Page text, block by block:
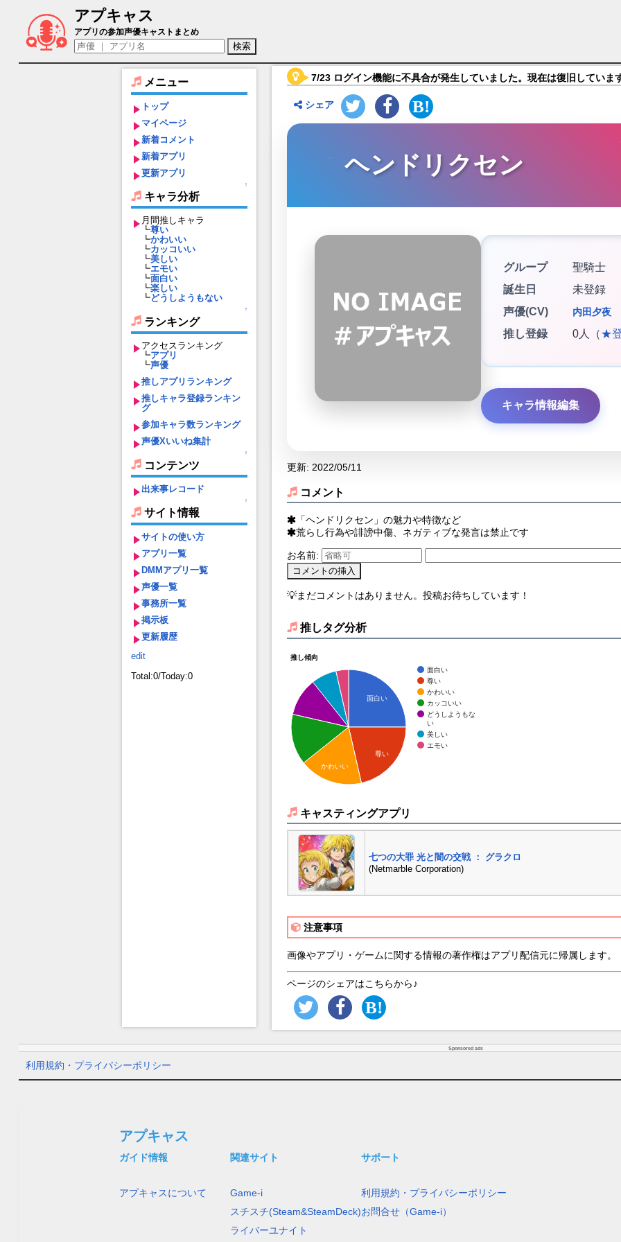
アプキャス
ヘンドリクセン（声優：内田夕夜)【七つの大罪 光と闇の交戦 ： グラクロ】キャラ紹介
アプリの参加声優キャストまとめ
メニュー
トップ
マイページ
新着コメント
新着アプリ
更新アプリ
↑
キャラ分析
月間推しキャラ
┗尊い
┗かわいい
┗カッコいい
┗美しい
┗エモい
┗面白い
┗楽しい
┗どうしようもない
↑
ランキング
アクセスランキング
┗アプリ
┗声優
推しアプリランキング
推しキャラ登録ランキン
グ
参加キャラ数ランキング
声優Xいいね集計
↑
コンテンツ
出来事レコード
↑
サイト情報
サイトの使い方
アプリ一覧
DMMアプリ一覧
声優一覧
事務所一覧
掲示板
更新履歴
edit
Total:0/Today:0
7/23 ログイン機能に不具合が発生していました。現在は復旧していま
シェア
ヘンドリクセン
グループ
聖騎士
誕生日
未登録
声優(CV)
内田夕夜
推し登録 0人（★
キャラ情報編集
更新: 2022/05/11
コメント
「ヘンドリクセン」の魅力や特徴など
荒らし行為や誹謗中傷、ネガティブな発言は禁止です
お名前:
💡まだコメントはありません。投稿お待ちしています！
推しタグ分析
推し傾向
面白い
尊い
かわいい
カッコいい
どうしようもな
い
美しい
エモい
面白い
尊い
かわいい
キャスティングアプリ
七つの大罪 光と闇の交戦 ： グラクロ
(Netmarble Corporation)
注意事項
画像やアプリ・ゲームに関する情報の著作権はアプリ配信元に帰属します。
ページのシェアはこちらから♪
Sponsored ads
利用規約・プライバシーポリシー
アプキャス
ガイド情報
アプキャスについて
関連サイト
Game-i
スチスチ(Steam&SteamDeck)
ライバーユナイト
サポート
利用規約・プライバシーポリシー
お問合せ（Game-i）